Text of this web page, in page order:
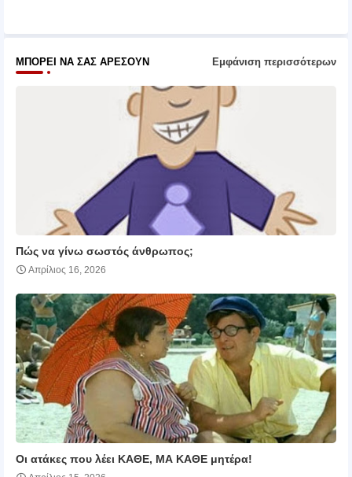
ΜΠΟΡΕΊ ΝΑ ΣΑΣ ΑΡΈΣΟΥΝ Εμφάνιση περισσότερων
Πώς να γίνω σωστός άνθρωπος;
Απρίλιος 16, 2026
Οι ατάκες που λέει ΚΑΘΕ, ΜΑ ΚΑΘΕ μητέρα!